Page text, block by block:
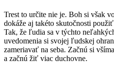
Trest to určite nie je. Boh si však
dokáže aj takéto skutočnosti
Tak, že ľudia sa v týchto
uvedomenia si svojej ľudskej
zameriavať na seba. Začnú si
a začnú žiť viac duchovne.